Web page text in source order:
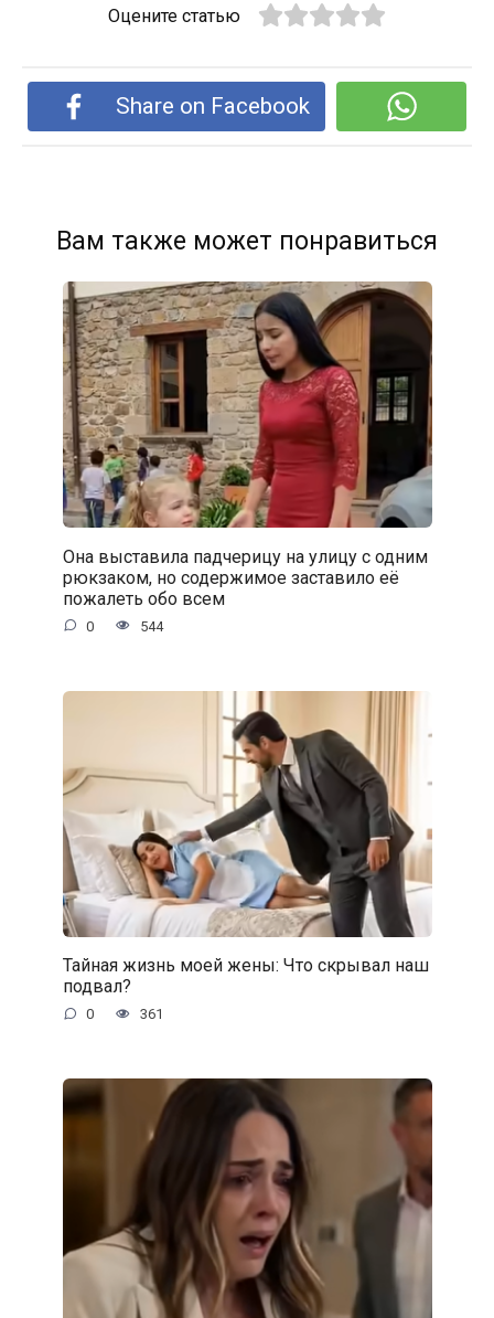
Оцените статью
Share on Facebook
Вам также может понравиться
Она выставила падчерицу на улицу с одним
рюкзаком, но содержимое заставило её
пожалеть обо всем
0 544
Тайная жизнь моей жены: Что скрывал наш
подвал?
0 361